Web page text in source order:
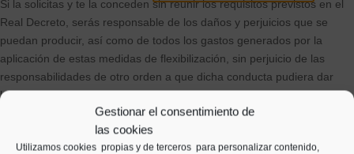
Gestionar el consentimiento de
las cookies
Utilizamos cookies propias y de terceros para personalizar contenido,
Si la solicitas y te la conceden sin reunir los requisitos previstos en el
Real Decreto, serás responsable de los daños y perjuicios que se
puedan producir, así como de todos los gastos generados por la
aplicación de estas medidas de flexibilización, sin perjuicio de las
responsabilidades de otro orden a que dicha conducta pudiera dar
lugar.
El importe de los daños, perjuicios y gastos no será inferior al
beneficio indebidamente obtenido.
Entradas relacionadas